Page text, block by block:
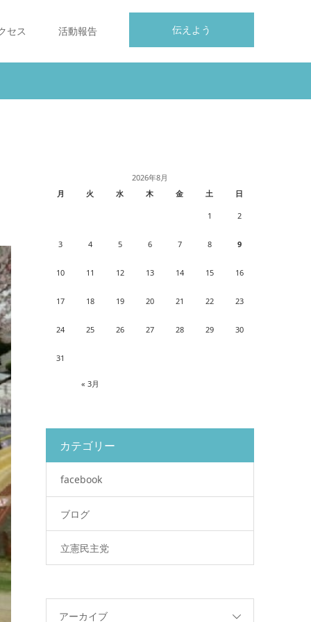
伝えよう
セス 活動報告
2026年8月
月
火 水 木 金 土 日
« 3月
1 2
3 4 5 6 7 8 9
10 11 12 13 14 15 16
17 18 19 20 21 22 23
24 25 26 27 28 29 30
31
カテゴリー
facebook
ブログ
立憲民主党
アーカイブ